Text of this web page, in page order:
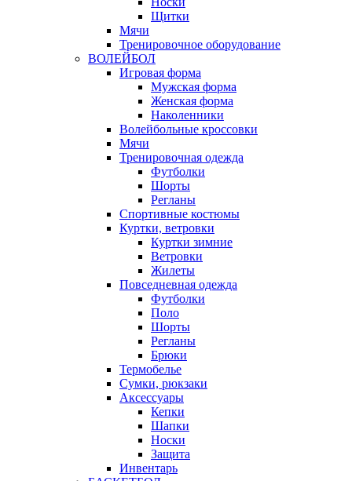
Щитки
Мячи
Тренировочное оборудование
ВОЛЕЙБОЛ
Игровая форма
Мужская форма
Женская форма
Наколенники
Волейбольные кроссовки
Мячи
Тренировочная одежда
Футболки
Шорты
Регланы
Спортивные костюмы
Куртки, ветровки
Куртки зимние
Ветровки
Жилеты
Повседневная одежда
Футболки
Поло
Шорты
Регланы
Брюки
Термобелье
Сумки, рюкзаки
Аксессуары
Кепки
Шапки
Носки
Защита
Инвентарь